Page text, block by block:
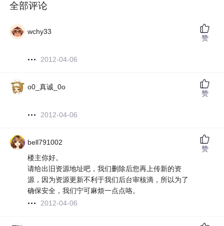
全部评论
wchy33
2012-04-06
赞
o0_真诚_0o
2012-04-06
赞
bell791002
楼主你好。
请给出旧资源地址吧，我们删除后您再上传新的资
源，因为资源更新不利于我们后台审核滴，所以为了
确保安全，我们宁可麻烦一点点咯。
2012-04-06
赞